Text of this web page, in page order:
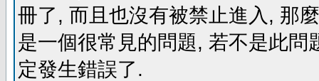
冊了, 而且也沒有被禁止進入, 那
是一個很常見的問題, 若不是此
定發生錯誤了.